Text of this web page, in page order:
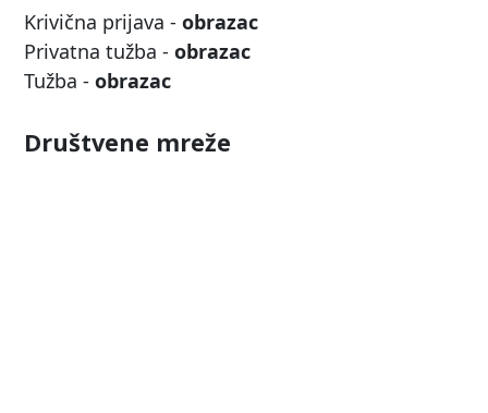
Krivična prijava - obrazac
Privatna tužba - obrazac
Tužba - obrazac
Društvene mreže